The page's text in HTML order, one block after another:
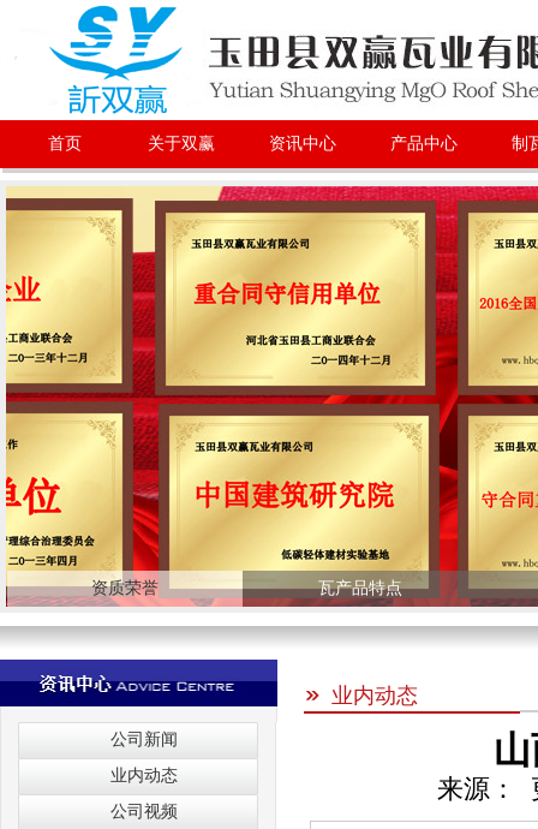
首页 关于双赢 资讯中心 产品中心 制
资质荣誉 瓦产品特点
公司新闻
业内动态
公司视频
业内动态
来源：